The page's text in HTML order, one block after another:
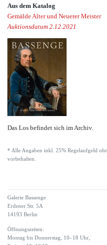
Aus dem Katalog
Gemälde Alter und Neuerer Meister
Auktionsdatum 2.12.2021
Das Los befindet sich im Archiv.
* Alle Angaben inkl. 25% Regelaufgeld
vorbehalten.
Galerie Bassenge
Erdener Str. 5A
14193 Berlin
Öffnungszeiten:
Montag bis Donnerstag, 10–18 Uhr,